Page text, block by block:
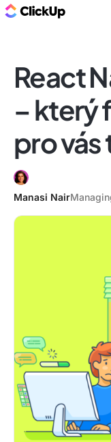
React
– který
pro vás
Manasi Nair